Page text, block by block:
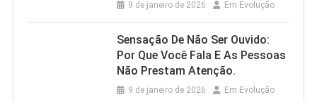
9 de janeiro de 2026 Em Evolução
Sensação De Não Ser Ouvido:
Por Que Você Fala E As Pessoas
Não Prestam Atenção.
9 de janeiro de 2026 Em Evolução